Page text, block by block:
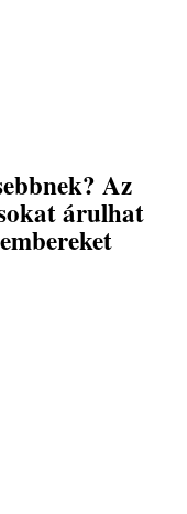
Az
árulhat